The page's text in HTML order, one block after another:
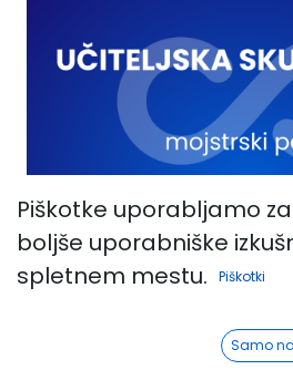
Piškotke uporabljamo
boljše uporabniške
spletnem mestu.
Piškotki
Samo